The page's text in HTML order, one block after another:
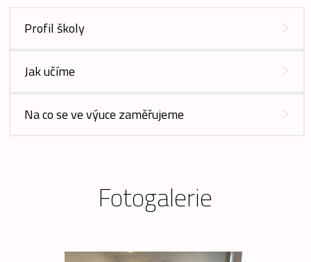
Profil školy
Jak učíme
Na co se ve výuce zaměřujeme
Fotogalerie